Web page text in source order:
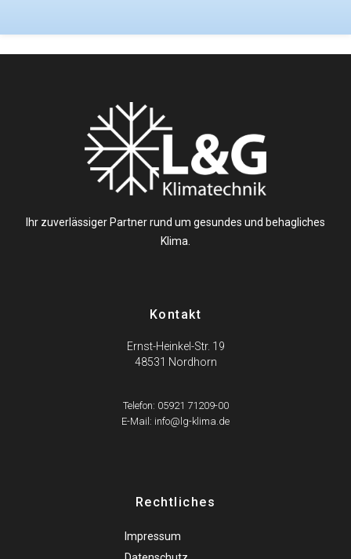
Ihr zuverlässiger Partner rund um gesundes und behagliches
Klima.
Kontakt
Ernst-Heinkel-Str. 19
48531 Nordhorn
Telefon: 05921 71209-00
E-Mail: info@lg-klima.de
Rechtliches
Impressum